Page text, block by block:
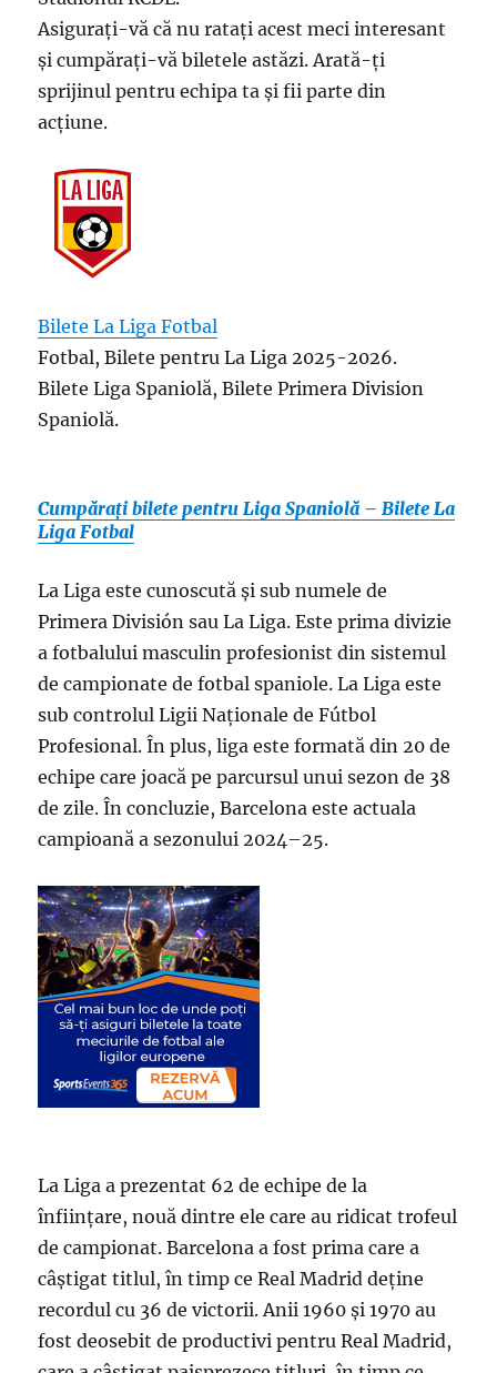
Asigurați-vă că nu ratați acest meci interesant
și cumpărați-vă biletele astăzi. Arată-ți
sprijinul pentru echipa ta și fii parte din
acțiune.
Bilete La Liga Fotbal
Fotbal, Bilete pentru La Liga 2025-2026.
Bilete Liga Spaniolă, Bilete Primera Division
Spaniolă.
Cumpărați bilete pentru Liga Spaniolă – Bilete La
Liga Fotbal
La Liga este cunoscută și sub numele de
Primera División sau La Liga. Este prima divizie
a fotbalului masculin profesionist din sistemul
de campionate de fotbal spaniole. La Liga este
sub controlul Ligii Naționale de Fútbol
Profesional. În plus, liga este formată din 20 de
echipe care joacă pe parcursul unui sezon de 38
de zile. În concluzie, Barcelona este actuala
campioană a sezonului 2024–25.
La Liga a prezentat 62 de echipe de la
înființare, nouă dintre ele care au ridicat trofeul
de campionat. Barcelona a fost prima care a
câștigat titlul, în timp ce Real Madrid deține
recordul cu 36 de victorii. Anii 1960 și 1970 au
fost deosebit de productivi pentru Real Madrid,